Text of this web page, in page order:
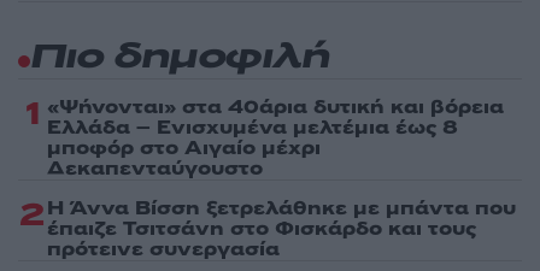
Πιο δημοφιλή
1 «Ψήνονται» στα 40άρια δυτική και βόρεια
Ελλάδα – Ενισχυμένα μελτέμια έως 8
μποφόρ στο Αιγαίο μέχρι
Δεκαπενταύγουστο
2Η Άννα Βίσση ξετρελάθηκε με μπάντα που
έπαιζε Τσιτσάνη στο Φισκάρδο και τους
πρότεινε συνεργασία